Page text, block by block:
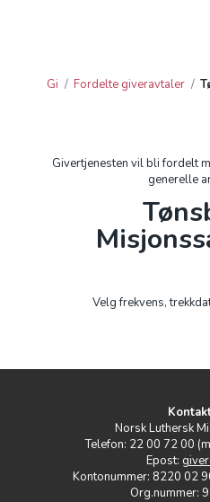
FORDELTE GIVERAVTALER
GI TIL LEIRSTEDER
Gi / Fordelte giveravtaler /
Givertjenesten vil bli fordelt
generelle
Velg frekvens,
Norsk Luthersk
Telefon: 22 00 72 00
Epost:
Kontonummer: 8220 02
Org.nummer: